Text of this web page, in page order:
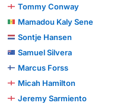
Tommy Conway
Mamadou Kaly Sene
Sontje Hansen
Samuel Silvera
Marcus Forss
Micah Hamilton
Jeremy Sarmiento